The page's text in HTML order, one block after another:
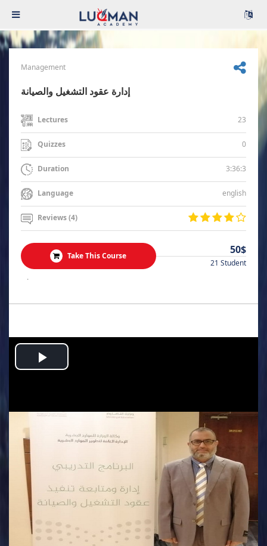
Management
إدارة عقود التشغيل والصيانة
Lectures 23
Quizzes 0
Duration 3:36:3
Language english
Reviews (4)
Take This Course 50$
21 Student
.
Play